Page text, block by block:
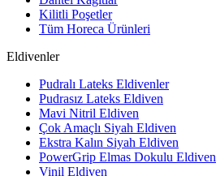
Kilitli Poşetler
Tüm Horeca Ürünleri
Eldivenler
Pudralı Lateks Eldivenler
Pudrasız Lateks Eldiven
Mavi Nitril Eldiven
Çok Amaçlı Siyah Eldiven
Ekstra Kalın Siyah Eldiven
PowerGrip Elmas Dokulu Eldiven
Vinil Eldiven